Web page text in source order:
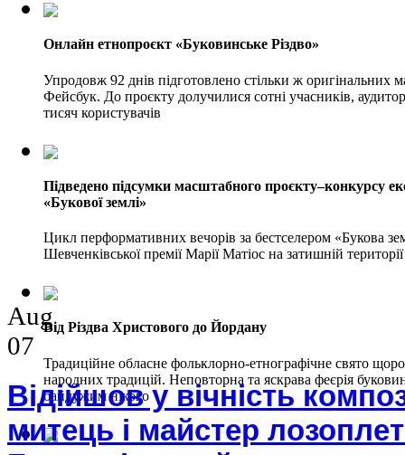
Онлайн етнопроєкт «Буковинське Різдво»
Упродовж 92 днів підготовлено стільки ж оригінальних
Фейсбук. До проєкту долучилися сотні учасників,
тисяч користувачів
Підведено підсумки масштабного проєкту–конкурсу
«Букової землі»
Цикл перформативних вечорів за бестселером «Букова
Шевченківської премії Марії Матіос на затишній
Від Різдва Христового до Йордану
Традиційне обласне фольклорно-етнографічне свято
народних традицій. Неповторна та яскрава феєрія
байдужим нікого
Aug
07
Відійшов у вічність
митець і майстер